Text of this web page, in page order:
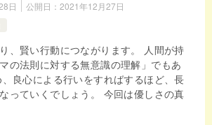
日 公開日： 2021年12月27日
、賢い行動につながります。 人間が持
の法則に対する無意識の理解」でもあ
良心による行いをすればするほど、長
っていくでしょう。 今回は優しさの真